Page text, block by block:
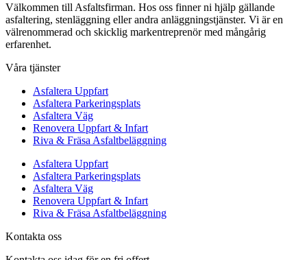
Välkommen till Asfaltsfirman. Hos oss finner ni hjälp gällande
asfaltering, stenläggning eller andra anläggningstjänster. Vi är en
välrenommerad och skicklig markentreprenör med mångårig
erfarenhet.
Våra tjänster
Asfaltera Uppfart
Asfaltera Parkeringsplats
Asfaltera Väg
Renovera Uppfart & Infart
Riva & Fräsa Asfaltbeläggning
Asfaltera Uppfart
Asfaltera Parkeringsplats
Asfaltera Väg
Renovera Uppfart & Infart
Riva & Fräsa Asfaltbeläggning
Kontakta oss